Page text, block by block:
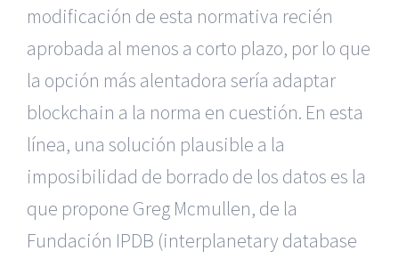
modificación de esta normativa recién
aprobada al menos a corto plazo, por lo que
la opción más alentadora sería adaptar
blockchain a la norma en cuestión. En esta
línea, una solución plausible a la
imposibilidad de borrado de los datos es la
que propone Greg Mcmullen, de la
Fundación IPDB (interplanetary database